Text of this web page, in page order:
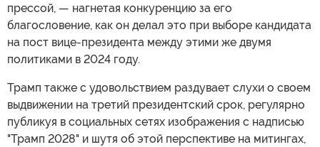
прессой, — нагнетая конкуренцию за его
благословение, как он делал это при выборе кандидата
на пост вице-президента между этими же двумя
политиками в 2024 году.
Трамп также с удовольствием раздувает слухи о своем
выдвижении на третий президентский срок, регулярно
публикуя в социальных сетях изображения с надписью
"Трамп 2028" и шутя об этой перспективе на митингах,